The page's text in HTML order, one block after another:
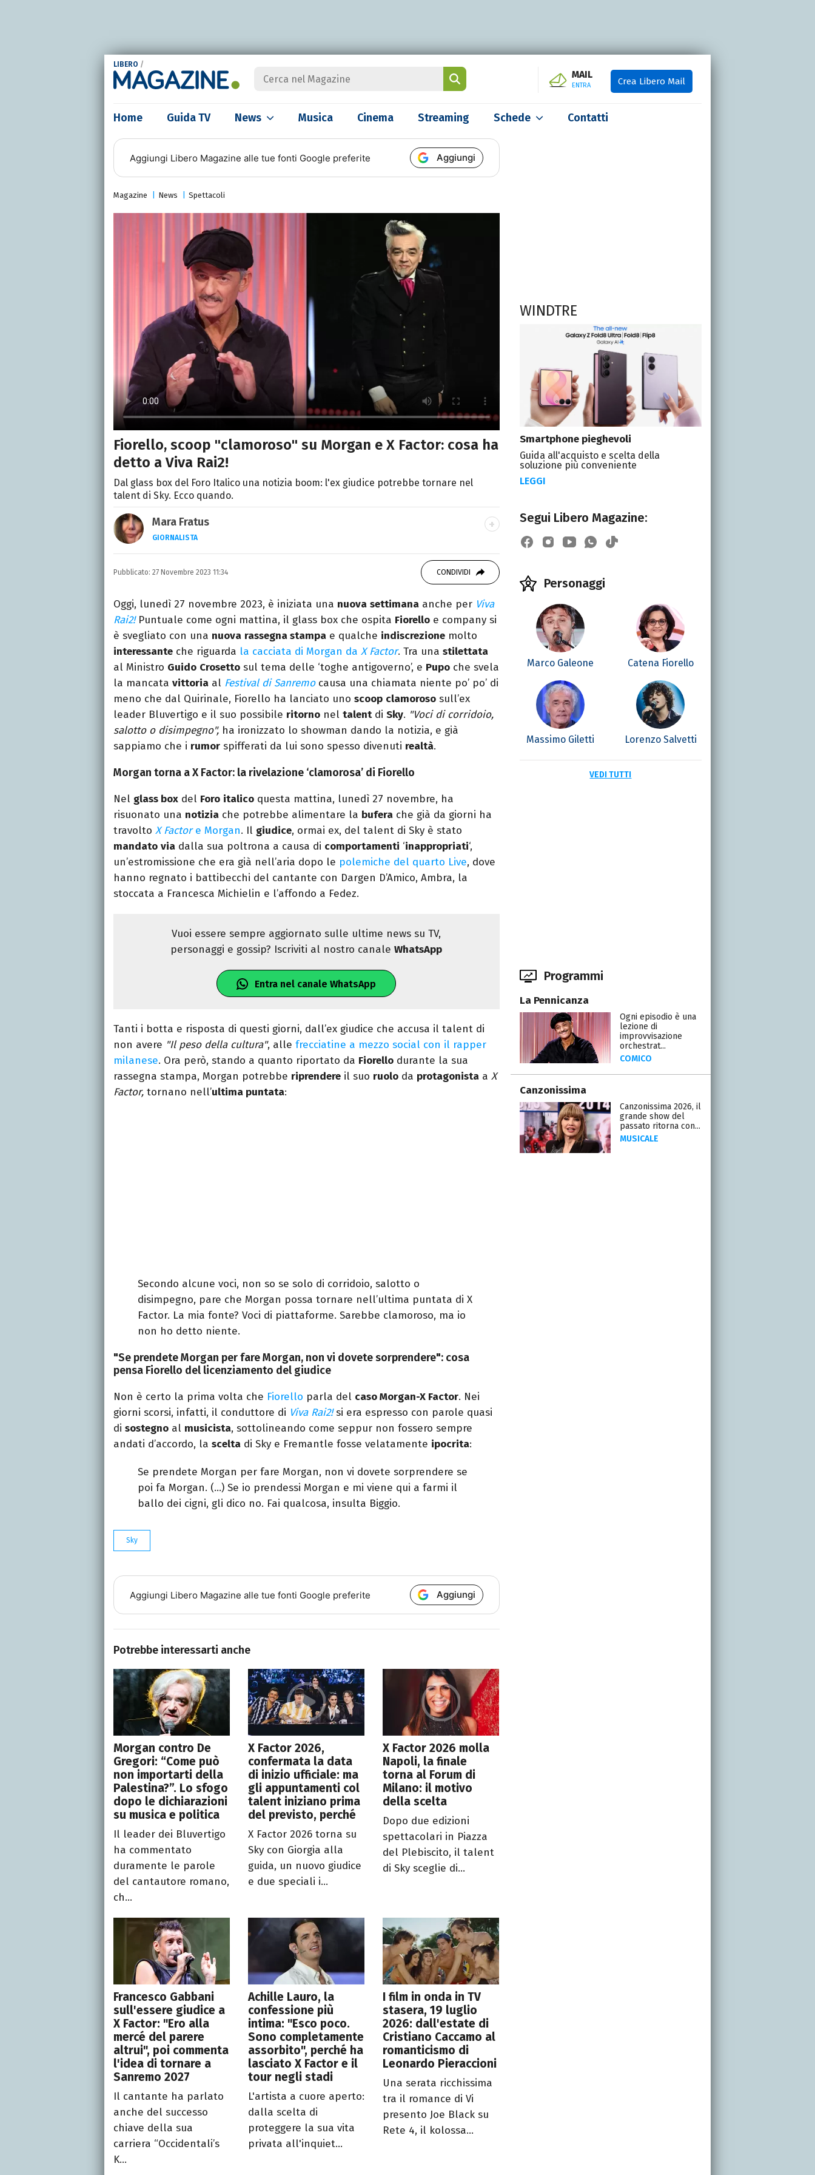
LIBERO /
MAIL
ENTRA Crea Libero Mail
Home Guida TV News Musica Cinema Streaming Schede Contatti
Aggiungi Libero Magazine alle tue fonti Google preferite Aggiungi
Magazine News Spettacoli
Fiorello, scoop "clamoroso" su Morgan e X Factor: cosa ha
detto a Viva Rai2!
Dal glass box del Foro Italico una notizia boom: l'ex giudice potrebbe tornare nel
talent di Sky. Ecco quando.
Mara Fratus
GIORNALISTA
Nella mia vita non possono mancare, il silenzio, il mare e Il Libro
dell'inquietudine sul comodino, insieme a un romanzo di Zafon.
Pubblicato: 27 Novembre 2023 11:34 CONDIVIDI
Oggi, lunedì 27 novembre 2023, è iniziata una nuova settimana anche per Viva
Rai2!Puntuale come ogni mattina, il glass box che ospita Fiorello e company si
è svegliato con una nuova rassegna stampa e qualche indiscrezione molto
interessante che riguarda la cacciata di Morgan da X Factor. Tra una stilettata
al Ministro Guido Crosetto sul tema delle ‘toghe antigoverno’, e Pupo che svela
la mancata vittoria al Festival di Sanremocausa una chiamata niente po’ po’ di
meno che dal Quirinale, Fiorello ha lanciato uno scoop clamoroso sull’ex
leader Bluvertigo e il suo possibile ritorno nel talentdi Sky. "Voci di corridoio,
salotto o disimpegno", ha ironizzato lo showman dando la notizia, e già
sappiamo che i rumor spifferati da lui sono spesso divenuti realtà.
Morgan torna a X Factor: la rivelazione ‘clamorosa’ di Fiorello
Nel glass box del Foro italico questa mattina, lunedì 27 novembre, ha
risuonato una notizia che potrebbe alimentare la bufera che già da giorni ha
travolto X Factore Morgan. Il giudice, ormai ex, del talent di Sky è stato
mandato via dalla sua poltrona a causa di comportamenti ‘inappropriati‘,
un’estromissione che era già nell’aria dopo le polemiche del quarto Live, dove
hanno regnato i battibecchi del cantante con Dargen D’Amico, Ambra, la
stoccata a Francesca Michielin e l’affondo a Fedez.
Vuoi essere sempre aggiornato sulle ultime news su TV,
personaggi e gossip? Iscriviti al nostro canaleWhatsApp
Entra nel canale WhatsApp
Tanti i botta e risposta di questi giorni, dall’ex giudice che accusa il talent di
non avere "Il peso della cultura", alle frecciatine a mezzo social con il rapper
milanese. Ora però, stando a quanto riportato da Fiorello durante la sua
rassegna stampa, Morgan potrebbe riprendere il suo ruolo da protagonista a X
Factor, tornano nell’ultima puntata:
Secondo alcune voci, non so se solo di corridoio, salotto o
disimpegno, pare che Morgan possa tornare nell’ultima puntata di X
Factor. La mia fonte? Voci di piattaforme. Sarebbe clamoroso, ma io
non ho detto niente.
"Se prendete Morgan per fare Morgan, non vi dovete sorprendere": cosa
pensa Fiorello del licenziamento del giudice
Non è certo la prima volta che Fiorello parla del caso Morgan-X Factor. Nei
giorni scorsi, infatti, il conduttore di Viva Rai2!si era espresso con parole quasi
di sostegno al musicista, sottolineando come seppur non fossero sempre
andati d’accordo, la scelta di Sky e Fremantle fosse velatamente ipocrita:
Se prendete Morgan per fare Morgan, non vi dovete sorprendere se
poi fa Morgan. (…) Se io prendessi Morgan e mi viene qui a farmi il
ballo dei cigni, gli dico no. Fai qualcosa, insulta Biggio.
Sky
Aggiungi Libero Magazine alle tue fonti Google preferite Aggiungi
Potrebbe interessarti anche
Morgan contro De
Gregori: “Come può
non importarti della
Palestina?”. Lo sfogo
dopo le dichiarazioni
su musica e politica
Il leader dei Bluvertigo
ha commentato
duramente le parole
del cantautore romano,
ch...
X Factor 2026,
confermata la data
di inizio ufficiale: ma
gli appuntamenti col
talent iniziano prima
del previsto, perché
X Factor 2026 torna su
Sky con Giorgia alla
guida, un nuovo giudice
e due speciali i...
X Factor 2026 molla
Napoli, la finale
torna al Forum di
Milano: il motivo
della scelta
Dopo due edizioni
spettacolari in Piazza
del Plebiscito, il talent
di Sky sceglie di...
Francesco Gabbani
sull'essere giudice a
X Factor: "Ero alla
mercé del parere
altrui", poi commenta
l'idea di tornare a
Sanremo 2027
Il cantante ha parlato
anche del successo
chiave della sua
carriera “Occidentali’s
K...
Achille Lauro, la
confessione più
intima: "Esco poco.
Sono completamente
assorbito", perché ha
lasciato X Factor e il
tour negli stadi
L'artista a cuore aperto:
dalla scelta di
proteggere la sua vita
privata all'inquiet...
I film in onda in TV
stasera, 19 luglio
2026: dall'estate di
Cristiano Caccamo al
romanticismo di
Leonardo Pieraccioni
Una serata ricchissima
tra il romance di Vi
presento Joe Black su
Rete 4, il kolossa...
WINDTRE
Smartphone pieghevoli
Guida all'acquisto e scelta della
soluzione più conveniente
LEGGI
Segui Libero Magazine:
Personaggi
Marco Galeone Catena Fiorello
Massimo Giletti Lorenzo Salvetti
VEDI TUTTI
Programmi
La Pennicanza
Ogni episodio è una
lezione di
improvvisazione
orchestrat...
COMICO
Canzonissima
Canzonissima 2026, il
grande show del
passato ritorna con...
MUSICALE